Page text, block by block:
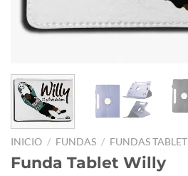
INICIO / FUNDAS / FUNDAS TABLET
Funda Tablet Willy